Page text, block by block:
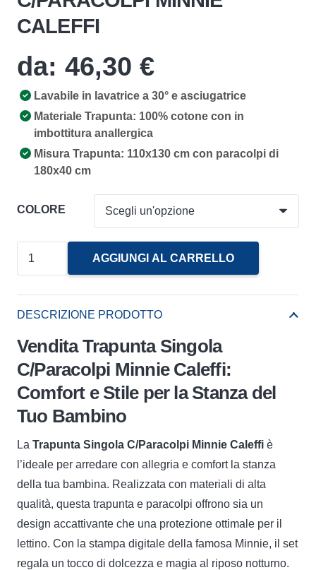
CALEFFI
da: 46,30 €
Lavabile in lavatrice a 30° e asciugatrice
Materiale Trapunta: 100% cotone con in
imbottitura anallergica
Misura Trapunta: 110x130 cm con paracolpi di
180x40 cm
COLORE
Minnie
quantità
AGGIUNGI AL CARRELLO
DESCRIZIONE PRODOTTO
Vendita Trapunta Singola
C/Paracolpi Minnie Caleffi:
Comfort e Stile per la Stanza del
Tuo Bambino
La Trapunta Singola C/Paracolpi Minnie Caleffi è
l’ideale per arredare con allegria e comfort la stanza
della tua bambina. Realizzata con materiali di alta
qualità, questa trapunta e paracolpi offrono sia un
design accattivante che una protezione ottimale per il
lettino. Con la stampa digitale della famosa Minnie, il set
regala un tocco di dolcezza e magia al riposo notturno.